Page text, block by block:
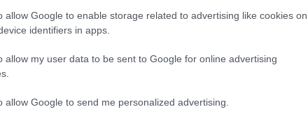
allow Google to enable storage related to advertising like cookies on
identifiers in apps.
allow my user data to be sent to Google for online advertising
allow Google to send me personalized advertising.
route pour les Iles Tonga après
d’une importante éruption volcanique
navire de la flotte australienne, HMAS Adélaïde,
munies de matériel de secours en son sein.